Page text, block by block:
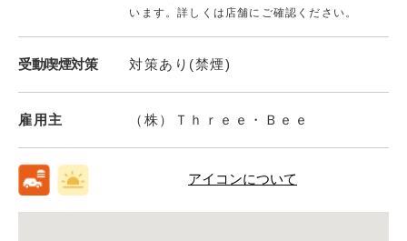
います。詳しくは店舗にご確認ください。
受動喫煙対策 対策あり(禁煙)
雇用主 （株）Ｔｈｒｅｅ・Ｂｅｅ
アイコンについて